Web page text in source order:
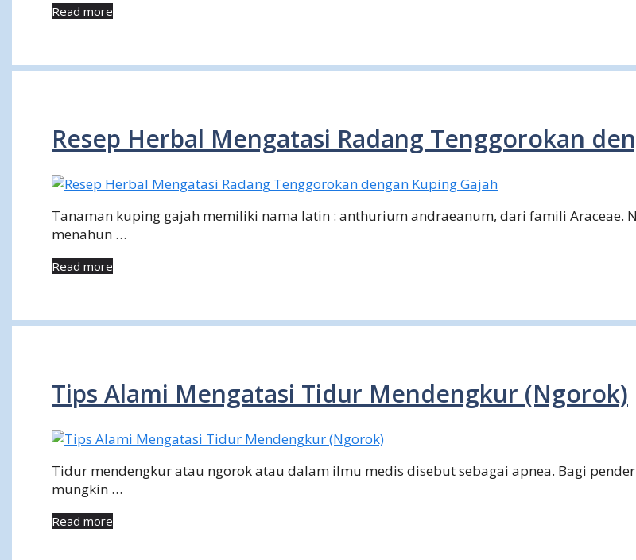
Read more
Resep Herbal Mengatasi Radang Tenggorokan
Tanaman kuping gajah memiliki nama latin : anthurium andraeanum, dari famili Araceae.
menahun …
Read more
Tips Alami Mengatasi Tidur Mendengkur (Ngorok)
Tidur mendengkur atau ngorok atau dalam ilmu medis disebut sebagai apnea. Bagi
mungkin …
Read more